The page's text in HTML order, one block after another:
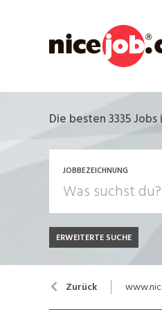
Die besten 3335
JOBBEZEICHNUNG
JOB-TYP
Festanstellung
Bank, Versicherung
Chemie,
ERWEITERTE SUCHE
Zurück